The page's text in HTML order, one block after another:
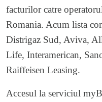
facturilor catre
Romania. Acum lista
Distrigaz Sud, Aviva,
Life, Interamerican,
Raiffeisen Leasing.
Accesul la serviciul